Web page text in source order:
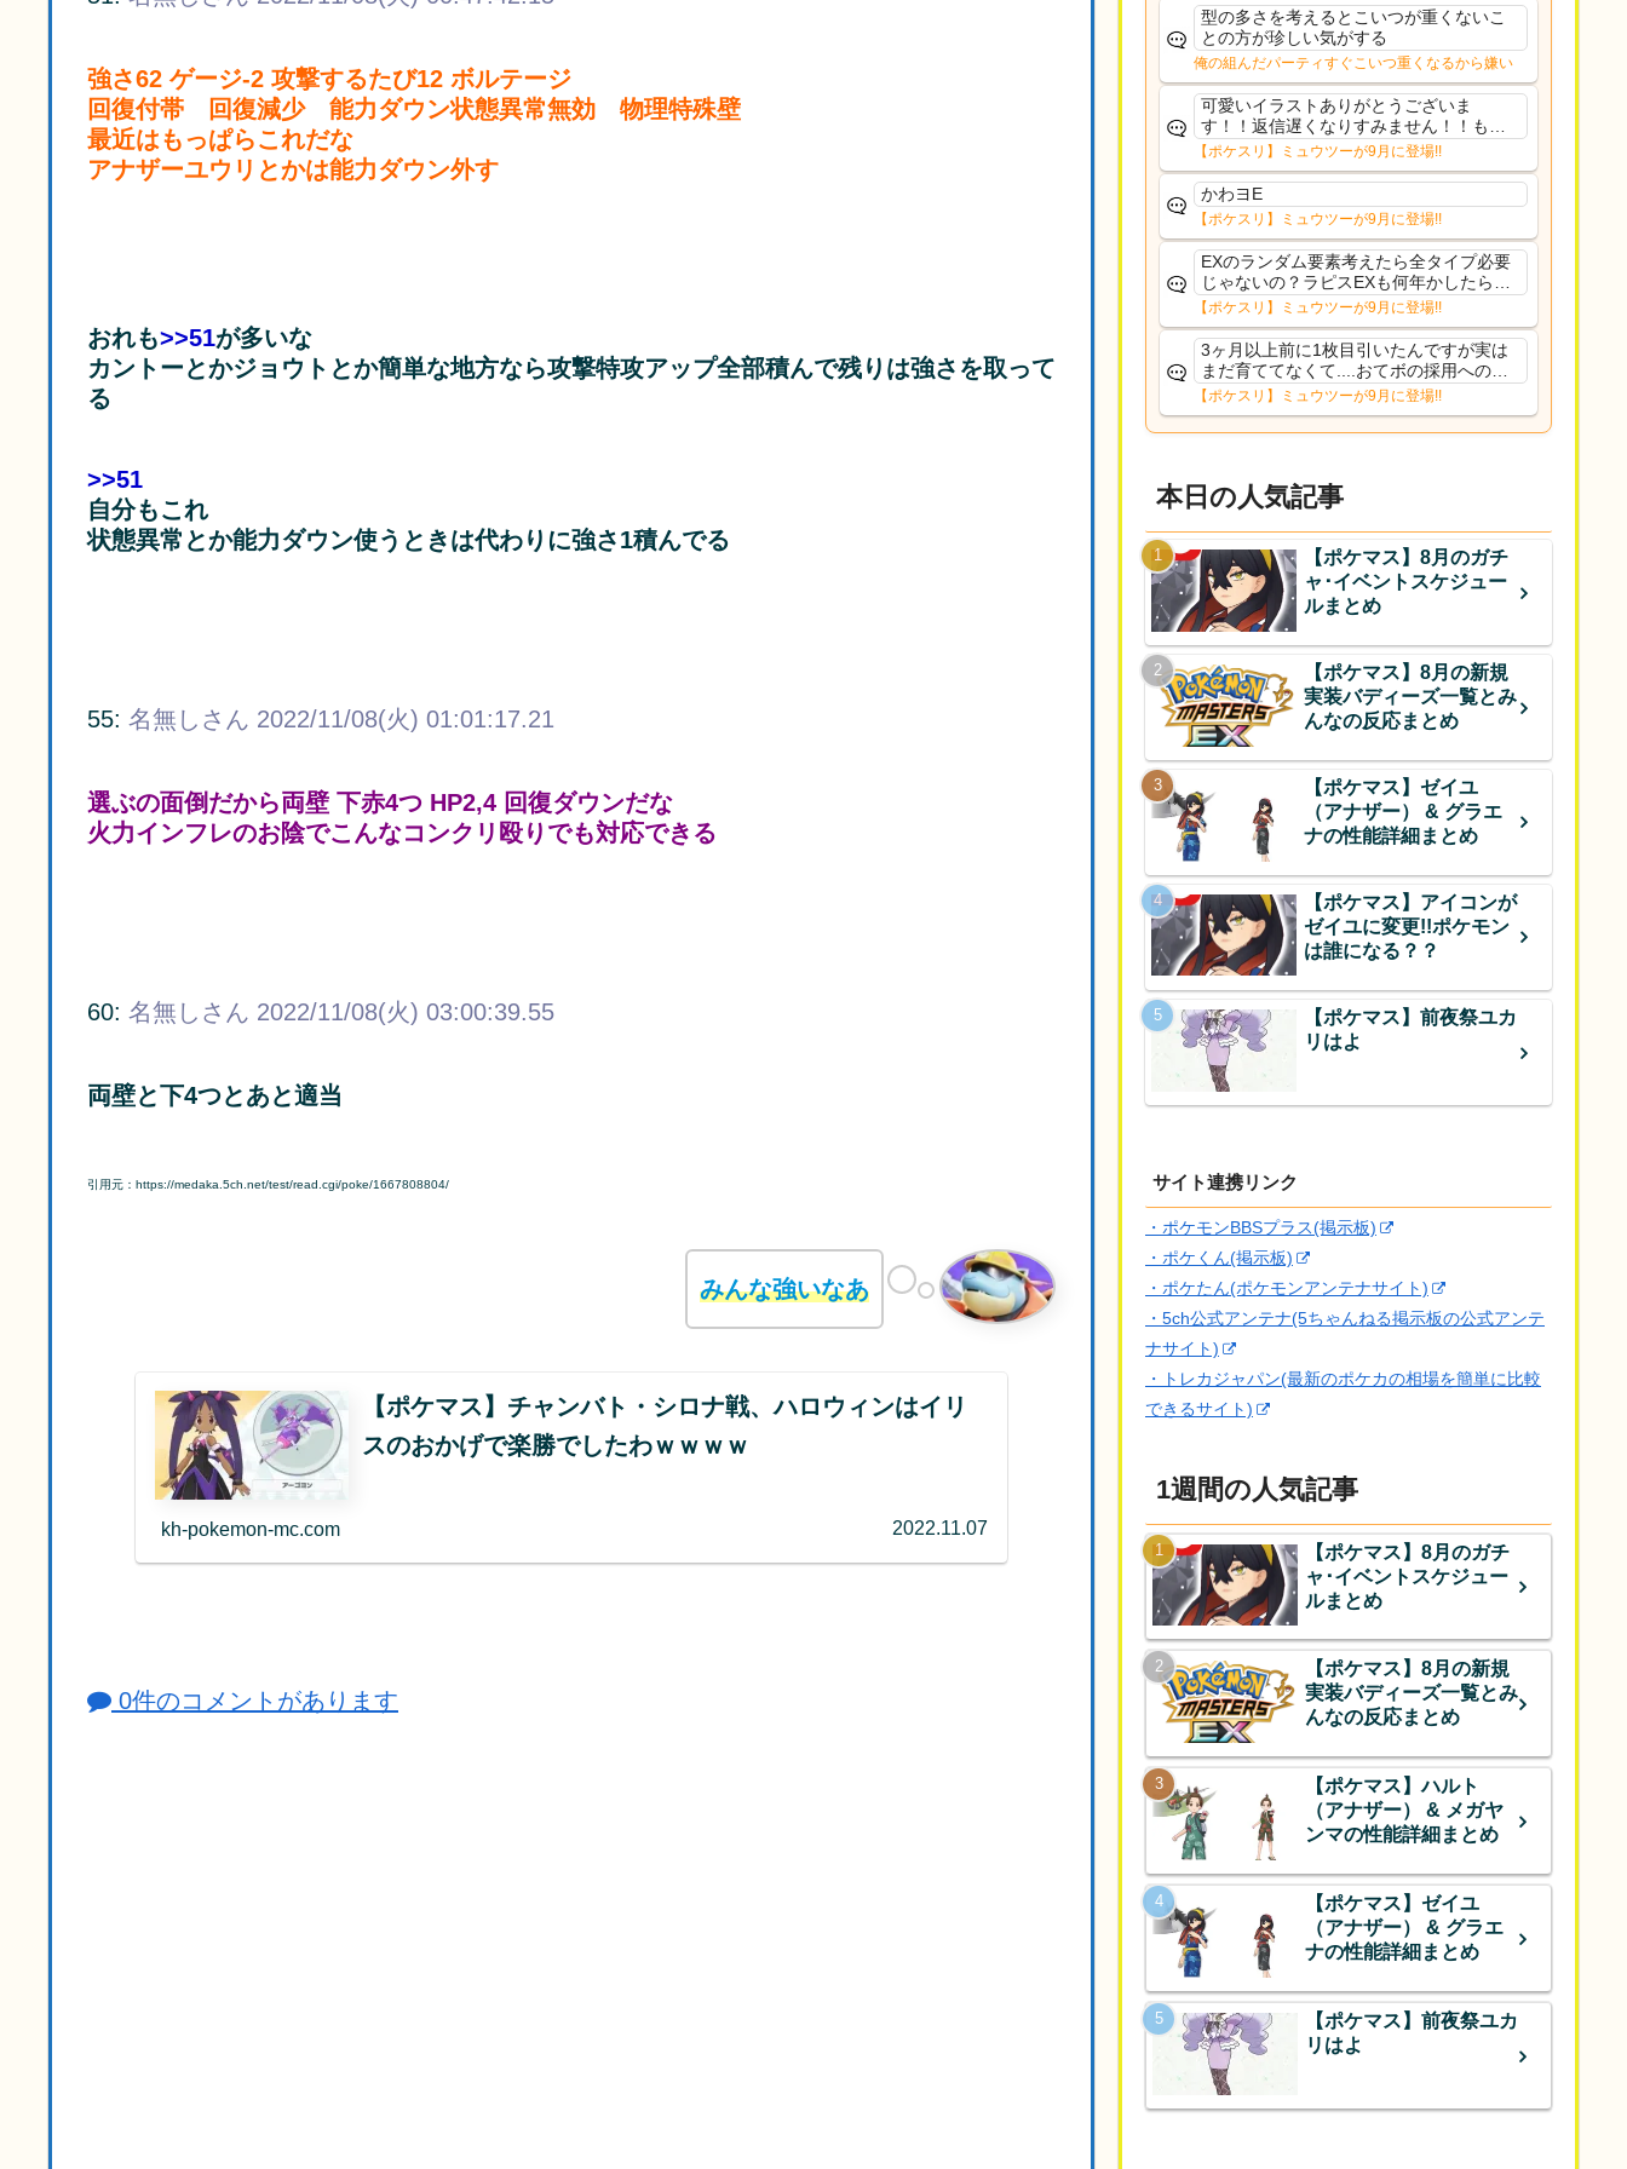
強さ62 ゲージ-2 攻撃するたび12 ボルテージ
回復付帯 回復減少 能力ダウン状態異常無効 物理特殊壁
最近はもっぱらこれだな
アナザーユウリとかは能力ダウン外す
おれも>>51が多いな
カントーとかジョウトとか簡単な地方なら攻撃特攻アップ全部積んで残りは強さを取って
る
>>51
自分もこれ
状態異常とか能力ダウン使うときは代わりに強さ1積んでる
55: 名無しさん 2022/11/08(火) 01:01:17.21
選ぶの面倒だから両壁 下赤4つ HP2,4 回復ダウンだな
火力インフレのお陰でこんなコンクリ殴りでも対応できる
60: 名無しさん 2022/11/08(火) 03:00:39.55
両壁と下4つとあと適当
引用元：https://medaka.5ch.net/test/read.cgi/poke/1667808804/
みんな強いなあ
【ポケマス】チャンバト・シロナ戦、ハロウィンはイリ
スのおかげで楽勝でしたわｗｗｗｗ
kh-pokemon-mc.com 2022.11.07
0件のコメントがあります
た
型の多さを考えるとこいつが重くないこ
との方が珍しい気がする
俺の組んだパーティすぐこいつ重くなるから嫌い
可愛いイラストありがとうございま
す！！返信遅くなりすみません！！もう
少ししたら通常再開できます！
【ポケスリ】ミュウツーが9月に登場!!
かわヨE
【ポケスリ】ミュウツーが9月に登場!!
EXのランダム要素考えたら全タイプ必要
じゃないの？ラピスEXも何年かしたら来
るだろうし後から厳選したい育てたいっ
て思ってもどうにもならないのがこのゲ
ームだしな
【ポケスリ】ミュウツーが9月に登場!!
3ヶ月以上前に1枚目引いたんですが実は
まだ育ててなくて....おてボの採用への影
響は勉強になります。ありがとうござい
ますオイルはだいぶ強めのABBレントラ
ーいて芋の方が不安なんで1枚目にしよう
【ポケスリ】ミュウツーが9月に登場!!
本日の人気記事
【ポケマス】8月のガチ
ャ･イベントスケジュー
ルまとめ
【ポケマス】8月の新規
実装バディーズ一覧とみ
んなの反応まとめ
【ポケマス】ゼイユ
（アナザー） & グラエ
ナの性能詳細まとめ
【ポケマス】アイコンが
ゼイユに変更!!ポケモン
は誰になる？？
【ポケマス】前夜祭ユカ
リはよ
サイト連携リンク
・ポケモンBBSプラス(掲示板)
・ポケくん(掲示板)
・ポケたん(ポケモンアンテナサイト)
・5ch公式アンテナ(5ちゃんねる掲示板の公式アンテ
ナサイト)
・トレカジャパン(最新のポケカの相場を簡単に比較
できるサイト)
1週間の人気記事
【ポケマス】8月のガチ
ャ･イベントスケジュー
ルまとめ
【ポケマス】8月の新規
実装バディーズ一覧とみ
んなの反応まとめ
【ポケマス】ハルト
（アナザー） & メガヤ
ンマの性能詳細まとめ
【ポケマス】ゼイユ
（アナザー） & グラエ
ナの性能詳細まとめ
【ポケマス】前夜祭ユカ
リはよ